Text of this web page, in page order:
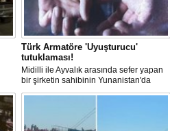
Türk Armatöre 'Uyuşturucu'
tutuklaması!
Midilli ile Ayvalık arasında sefer yapan
bir şirketin sahibinin Yunanistan'da
tutuklandığı bildirildi.